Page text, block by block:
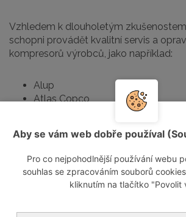
Vzhledem k dlouholetým
schopni provádět kvalitní servis a
kompresorů výrobců, jako například:
Alup
Atlas Copco
Champion
Ceccato
Aby se vám web dobře používal
Pro co nejpohodlnější používání webu
souhlas se zpracováním souborů
kliknutím na tlačítko "Povolit